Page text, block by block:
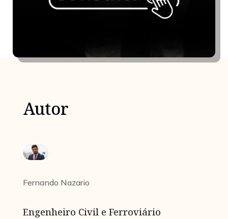
Autor
Fernando Nazario
Engenheiro Civil e Ferroviário